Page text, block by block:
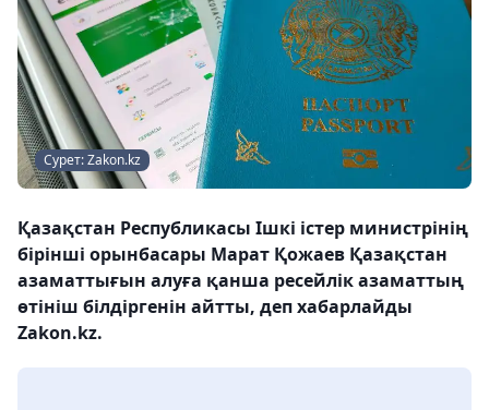
Сурет: Zakon.kz
Қазақстан Республикасы Ішкі істер министрінің
бірінші орынбасары Марат Қожаев Қазақстан
азаматтығын алуға қанша ресейлік азаматтың
өтініш білдіргенін айтты, деп хабарлайды
Zakon.kz.